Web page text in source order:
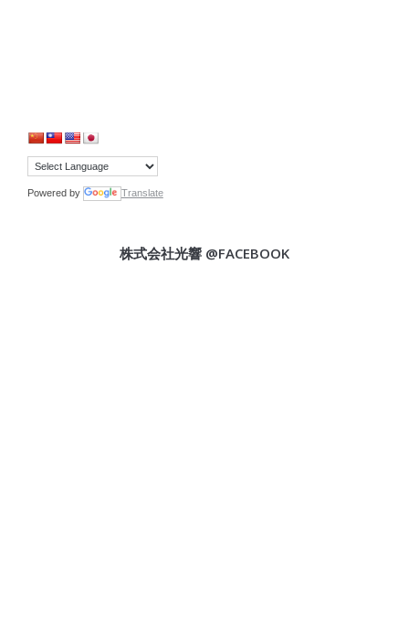
Powered by Translate
株式会社光響 @FACEBOOK